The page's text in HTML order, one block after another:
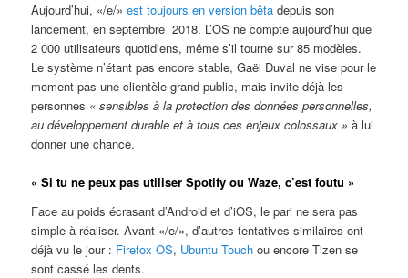
Aujourd’hui, «/e/»est toujours en version bêta depuis son
lancement, en septembre 2018. L’OS ne compte aujourd’hui que
2 000 utilisateurs quotidiens, même s’il tourne sur 85 modèles.
Le système n’étant pas encore stable, Gaël Duval ne vise pour le
moment pas une clientèle grand public, mais invite déjà les
personnes « sensibles à la protection des données personnelles,
au développement durable et à tous ces enjeux colossaux »à lui
donner une chance.
« Si tu ne peux pas utiliser Spotify ou Waze, c’est foutu »
Face au poids écrasant d’Android et d’iOS, le pari ne sera pas
simple à réaliser. Avant «/e/», d’autres tentatives similaires ont
déjà vu le jour : Firefox OS, Ubuntu Touch ou encore Tizen se
sont cassé les dents.